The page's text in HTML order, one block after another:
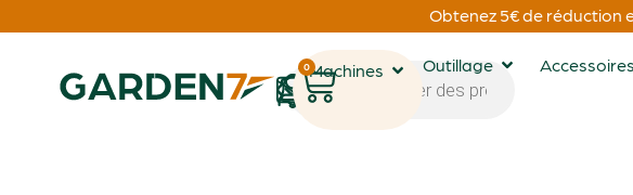
Obtenez 5€ de réduction
1
0Machines Outillage Accessoires